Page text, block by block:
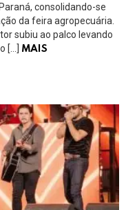
consolidando-se
da feira agropecuária.
subiu ao palco levando
[…]
MAIS